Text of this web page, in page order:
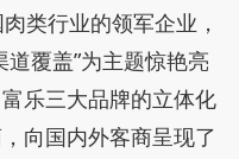
类行业的领军企业，
覆盖”为主题惊艳亮
乐三大品牌的立体化
向国内外客商呈现了